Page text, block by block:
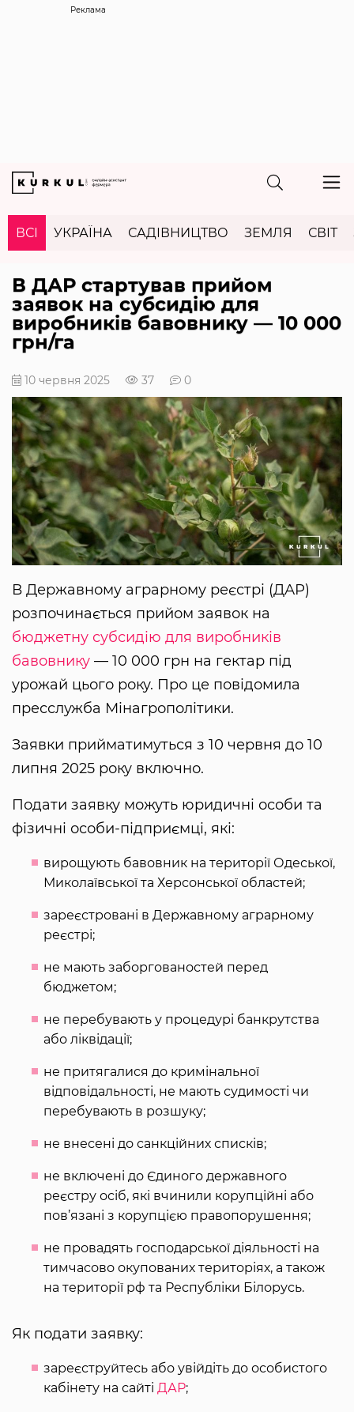
Реклама
ВСІ УКРАЇНА САДІВНИЦТВО ЗЕМЛЯ СВІТ
В ДАР стартував прийом
заявок на субсидію для
виробників бавовнику — 10 000
грн/га
10 червня 2025 37 0
В Державному аграрному реєстрі (ДАР)
розпочинається прийом заявок на
бюджетну субсидію для виробників
бавовнику — 10 000 грн на гектар під
урожай цього року. Про це повідомила
пресслужба Мінагрополітики.
Заявки прийматимуться з 10 червня до 10
липня 2025 року включно.
Подати заявку можуть юридичні особи та
фізичні особи-підприємці, які:
вирощують бавовник на території Одеської,
Миколаївської та Херсонської областей;
зареєстровані в Державному аграрному
реєстрі;
не мають заборгованостей перед
бюджетом;
не перебувають у процедурі банкрутства
або ліквідації;
не притягалися до кримінальної
відповідальності, не мають судимості чи
перебувають в розшуку;
не внесені до санкційних списків;
не включені до Єдиного державного
реєстру осіб, які вчинили корупційні або
пов’язані з корупцією правопорушення;
не провадять господарської діяльності на
тимчасово окупованих територіях, а також
на території рф та Республіки Білорусь.
Як подати заявку:
зареєструйтесь або увійдіть до особистого
кабінету на сайті ДАР;